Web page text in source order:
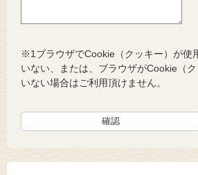
※1ブラウザでCookie（クッキー）が使
いない、または、ブラウザがCookie（
いない場合はご利用頂けません。